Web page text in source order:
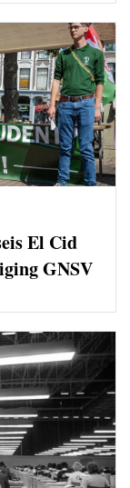
El Cid
GNSV